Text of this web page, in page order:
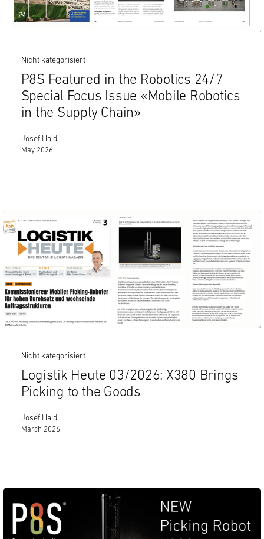
Nicht kategorisiert
P8S Featured in the Robotics 24/7
Special Focus Issue «Mobile Robotics
in the Supply Chain»
Josef Haid
May 2026
Nicht kategorisiert
Logistik Heute 03/2026: X380 Brings
Picking to the Goods
Josef Haid
March 2026